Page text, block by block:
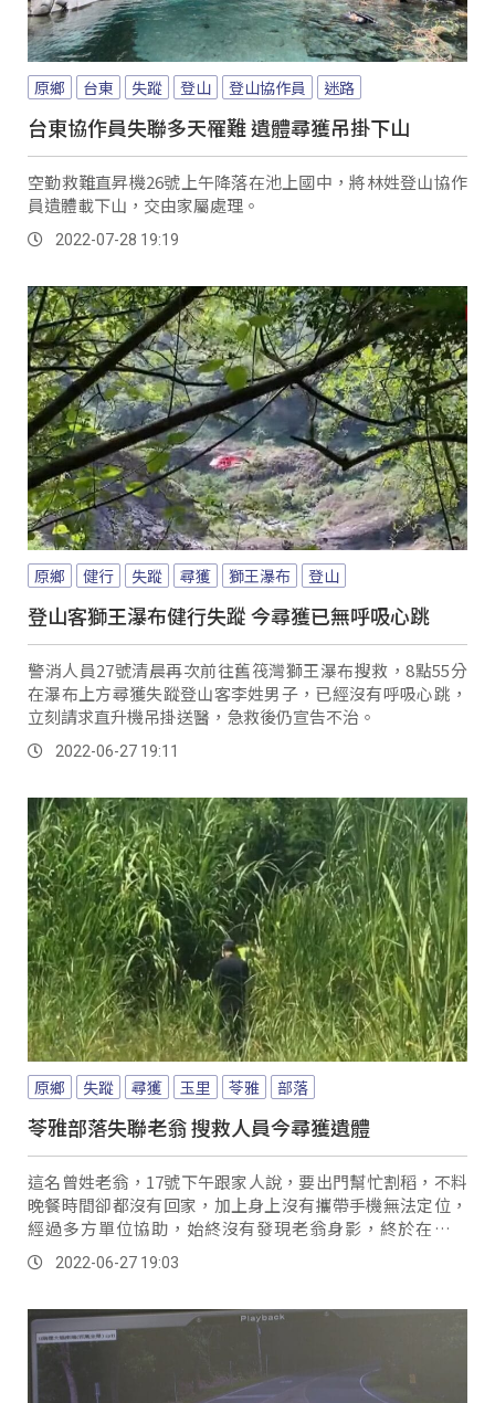
原鄉 台東 失蹤 登山 登山協作員 迷路
台東協作員失聯多天罹難 遺體尋獲吊掛下山
空勤救難直昇機26號上午降落在池上國中，將林姓登山協作
員遺體載下山，交由家屬處理。
2022-07-28 19:19
原鄉 健行 失蹤 尋獲 獅王瀑布 登山
登山客獅王瀑布健行失蹤 今尋獲已無呼吸心跳
警消人員27號清晨再次前往舊筏灣獅王瀑布搜救，8點55分
在瀑布上方尋獲失蹤登山客李姓男子，已經沒有呼吸心跳，
立刻請求直升機吊掛送醫，急救後仍宣告不治。
2022-06-27 19:11
原鄉 失蹤 尋獲 玉里 苓雅 部落
苓雅部落失聯老翁 搜救人員今尋獲遺體
這名曾姓老翁，17號下午跟家人說，要出門幫忙割稻，不料
晚餐時間卻都沒有回家，加上身上沒有攜帶手機無法定位，
經過多方單位協助，始終沒有發現老翁身影，終於在昨天
(26)，在老翁機車附近發現老翁的安全帽，而...。
2022-06-27 19:03